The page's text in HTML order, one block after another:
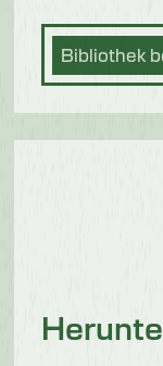
Bibliothek